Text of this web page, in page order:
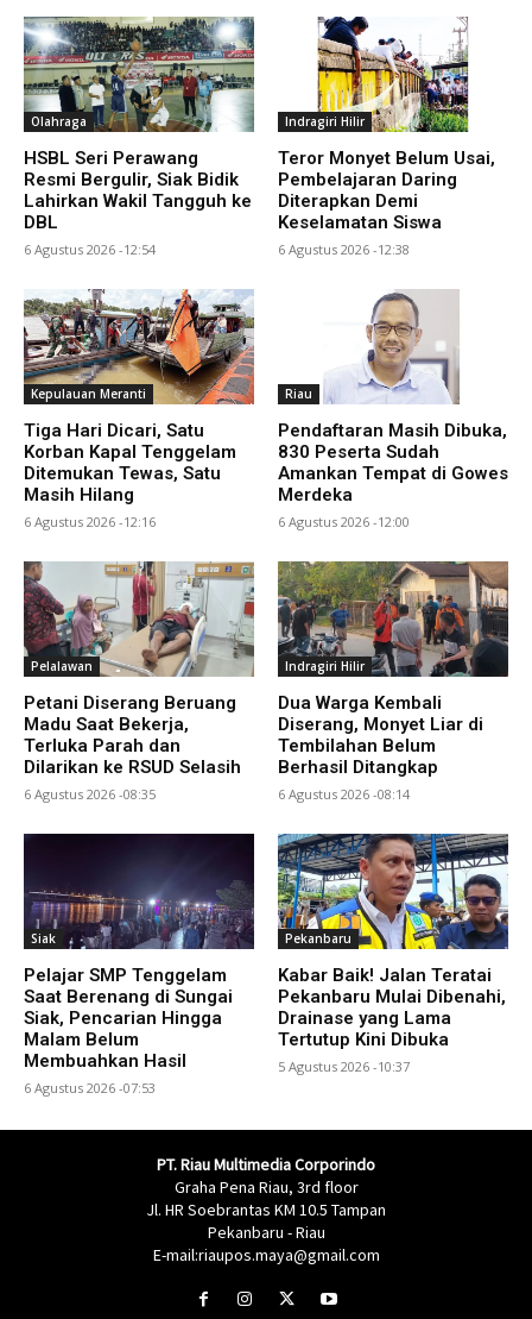
Olahraga
HSBL Seri Perawang
Resmi Bergulir, Siak Bidik
Lahirkan Wakil Tangguh ke
DBL
6 Agustus 2026 -12:54
Indragiri Hilir
Teror Monyet Belum Usai,
Pembelajaran Daring
Diterapkan Demi
Keselamatan Siswa
6 Agustus 2026 -12:38
Kepulauan Meranti
Tiga Hari Dicari, Satu
Korban Kapal Tenggelam
Ditemukan Tewas, Satu
Masih Hilang
6 Agustus 2026 -12:16
Riau
Pendaftaran Masih Dibuka,
830 Peserta Sudah
Amankan Tempat di Gowes
Merdeka
6 Agustus 2026 -12:00
Pelalawan
Petani Diserang Beruang
Madu Saat Bekerja,
Terluka Parah dan
Dilarikan ke RSUD Selasih
6 Agustus 2026 -08:35
Indragiri Hilir
Dua Warga Kembali
Diserang, Monyet Liar di
Tembilahan Belum
Berhasil Ditangkap
6 Agustus 2026 -08:14
Siak
Pelajar SMP Tenggelam
Saat Berenang di Sungai
Siak, Pencarian Hingga
Malam Belum
Membuahkan Hasil
6 Agustus 2026 -07:53
Pekanbaru
Kabar Baik! Jalan Teratai
Pekanbaru Mulai Dibenahi,
Drainase yang Lama
Tertutup Kini Dibuka
5 Agustus 2026 -10:37
PT. Riau Multimedia Corporindo
Graha Pena Riau, 3rd floor
Jl. HR Soebrantas KM 10.5 Tampan
Pekanbaru - Riau
E-mail:riaupos.maya@gmail.com